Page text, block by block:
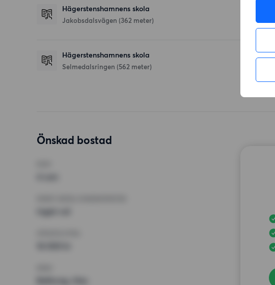
Hägerstenshamnens skola
Jakobsdalsvägen (362 meter)
Hägerstenshamnens skola
Selmedalsringen (562 meter)
Önskad bostad